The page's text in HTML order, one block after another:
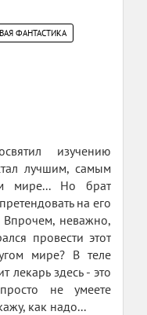
ФАНТАСТИКА
изучению
лучшим, самым
мире... Но брат
на его
неважно,
провести этот
мире? В теле
лекарь здесь - это
не умеете
как надо...